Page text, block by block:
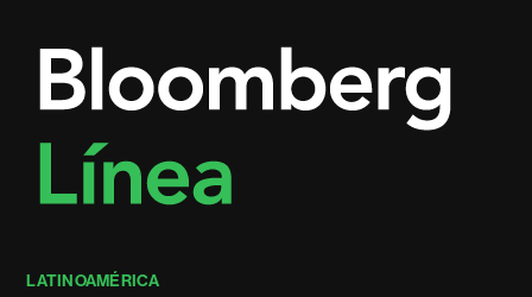
LATINOAMÉRICA